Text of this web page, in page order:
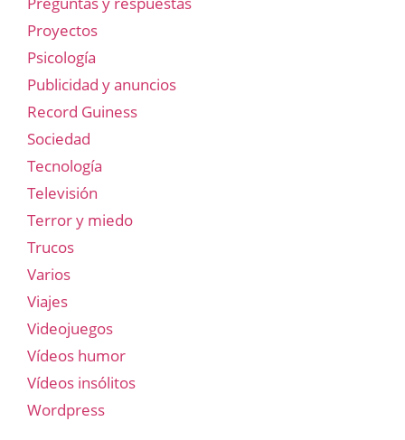
Proyectos
Psicología
Publicidad y anuncios
Record Guiness
Sociedad
Tecnología
Televisión
Terror y miedo
Trucos
Varios
Viajes
Videojuegos
Vídeos humor
Vídeos insólitos
Wordpress